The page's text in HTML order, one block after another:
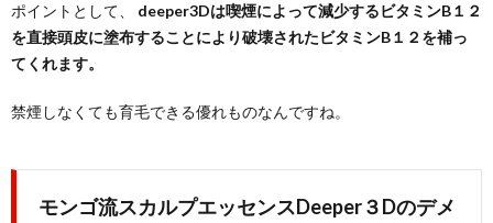
ポイントとして、 deeper3Dは喫煙によって減少するビタミンB１２
を直接頭皮に塗布することにより破壊されたビタミンB１２を補っ
てくれます。
禁煙しなくても育毛できる優れものなんですね。
モンゴ流スカルプエッセンスDeeper３Dのデメ